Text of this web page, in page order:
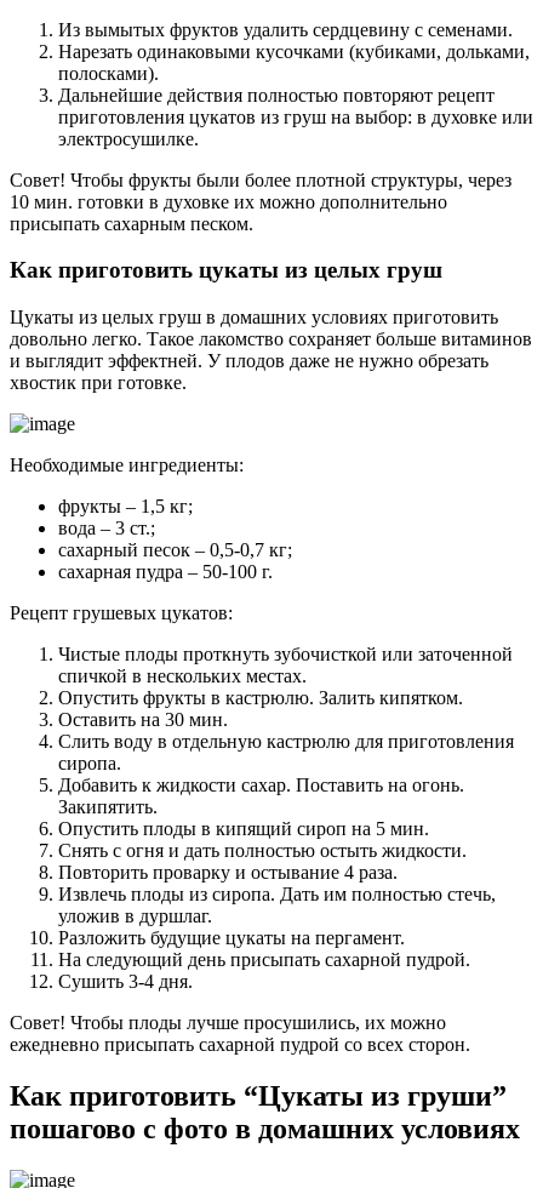
Из вымытых фруктов удалить сердцевину с семенами.
Нарезать одинаковыми кусочками (кубиками, дольками,
полосками).
Дальнейшие действия полностью повторяют рецепт
приготовления цукатов из груш на выбор: в духовке или
электросушилке.
Совет! Чтобы фрукты были более плотной структуры, через
10 мин. готовки в духовке их можно дополнительно
присыпать сахарным песком.
Как приготовить цукаты из целых груш
Цукаты из целых груш в домашних условиях приготовить
довольно легко. Такое лакомство сохраняет больше витаминов
и выглядит эффектней. У плодов даже не нужно обрезать
хвостик при готовке.
Необходимые ингредиенты:
фрукты – 1,5 кг;
вода – 3 ст.;
сахарный песок – 0,5-0,7 кг;
сахарная пудра – 50-100 г.
Рецепт грушевых цукатов:
Чистые плоды проткнуть зубочисткой или заточенной
спичкой в нескольких местах.
Опустить фрукты в кастрюлю. Залить кипятком.
Оставить на 30 мин.
Слить воду в отдельную кастрюлю для приготовления
сиропа.
Добавить к жидкости сахар. Поставить на огонь.
Закипятить.
Опустить плоды в кипящий сироп на 5 мин.
Снять с огня и дать полностью остыть жидкости.
Повторить проварку и остывание 4 раза.
Извлечь плоды из сиропа. Дать им полностью стечь,
уложив в дуршлаг.
Разложить будущие цукаты на пергамент.
На следующий день присыпать сахарной пудрой.
Сушить 3-4 дня.
Совет! Чтобы плоды лучше просушились, их можно
ежедневно присыпать сахарной пудрой со всех сторон.
Как приготовить “Цукаты из груши”
пошагово с фото в домашних условиях